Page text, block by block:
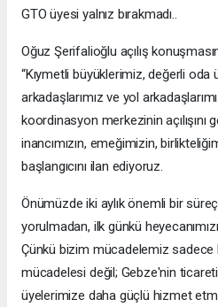
GTO üyesi yalnız bırakmadı..
Oğuz Şerifalioğlu açılış
“Kıymetli büyüklerimiz, değerli oda
arkadaşlarımız ve yol
koordinasyon merkezinin
inancımızın, emeğimizin,
başlangıcını ilan ediyoruz.
Önümüzde iki aylık önemli bir
yorulmadan, ilk günkü
Çünkü bizim mücadelemiz
mücadelesi değil; Gebze'nin
üyelerimize daha güçlü hizmet